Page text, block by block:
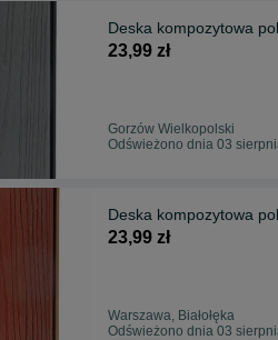
Deska kompozytowa
23,99 zł
Gorzów Wielkopolski
Odświeżono dnia 03
Deska kompozytowa
23,99 zł
Warszawa, Białołęka
Odświeżono dnia 03